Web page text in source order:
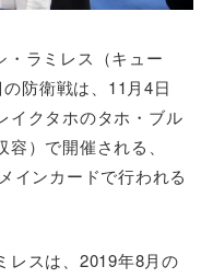
ラミレス（キュー
防衛戦は、11月4日
イクタホのタホ・ブル
）で開催される、
インカードで行われる
レスは、2019年8月の